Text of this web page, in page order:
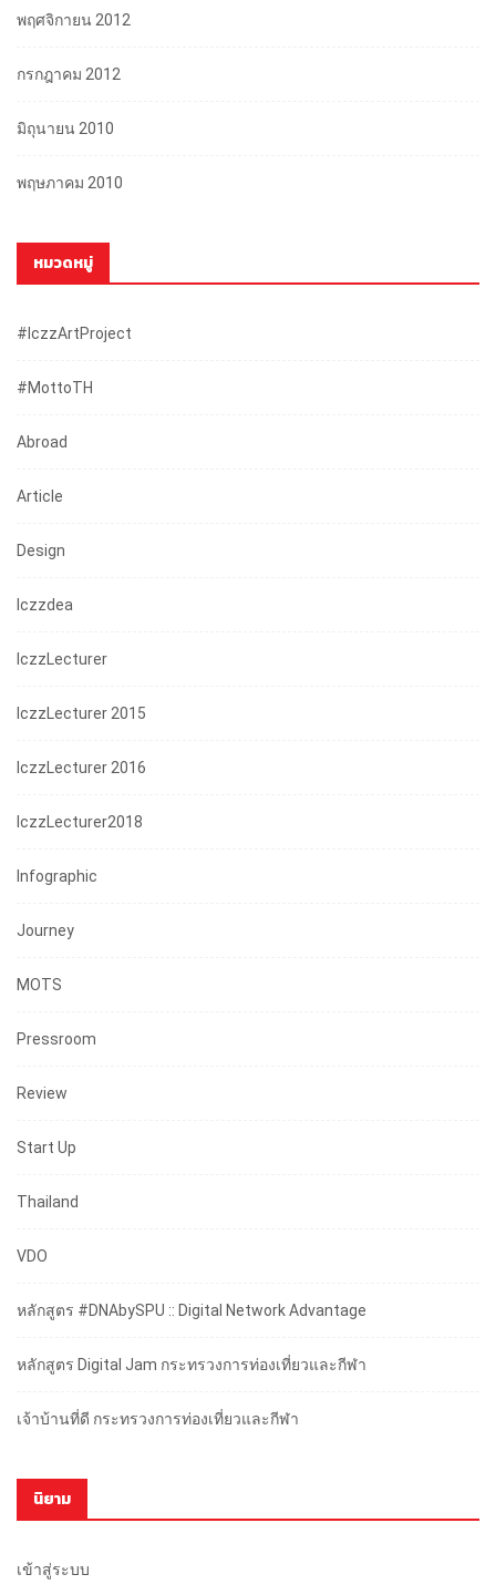
พฤศจิกายน 2012
กรกฎาคม 2012
มิถุนายน 2010
พฤษภาคม 2010
หมวดหมู่
#iczzArtProject
#mottoTH
Abroad
Article
Design
Iczzdea
IczzLecturer
IczzLecturer 2015
IczzLecturer 2016
IczzLecturer2018
Infographic
Journey
MOTS
Pressroom
Review
Start Up
Thailand
VDO
หลักสูตร #DNAbySPU :: Digital Network Advantage
หลักสูตร Digital Jam กระทรวงการท่องเที่ยวและกีฬา
เจ้าบ้านที่ดี กระทรวงการท่องเที่ยวและกีฬา
นิยาม
เข้าสู่ระบบ